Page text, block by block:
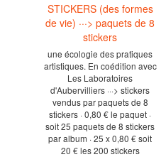
STICKERS (des formes
de vie) ···> paquets de 8
stickers
une écologie des pratiques
artistiques. En coédition avec
Les Laboratoires
d'Aubervilliers ···> stickers
vendus par paquets de 8
stickers · 0,80 € le paquet ·
soit 25 paquets de 8 stickers
par album · 25 x 0,80 € soit
20 € les 200 stickers